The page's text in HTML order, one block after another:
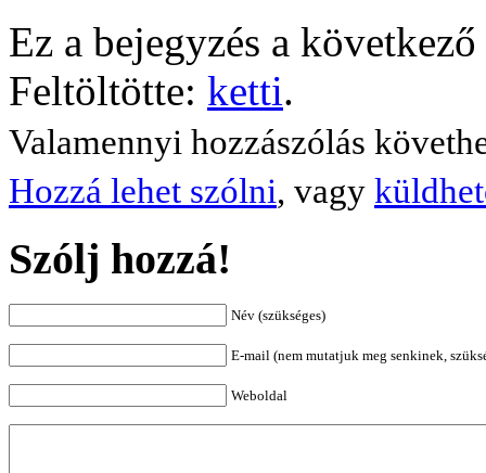
Ez a bejegyzés a
Feltöltötte: ketti.
Valamennyi hozzászólás
Hozzá lehet szólni, vagy
Szólj hozzá!
Név (szükséges)
E-mail (nem mutatjuk meg senkinek,
Weboldal